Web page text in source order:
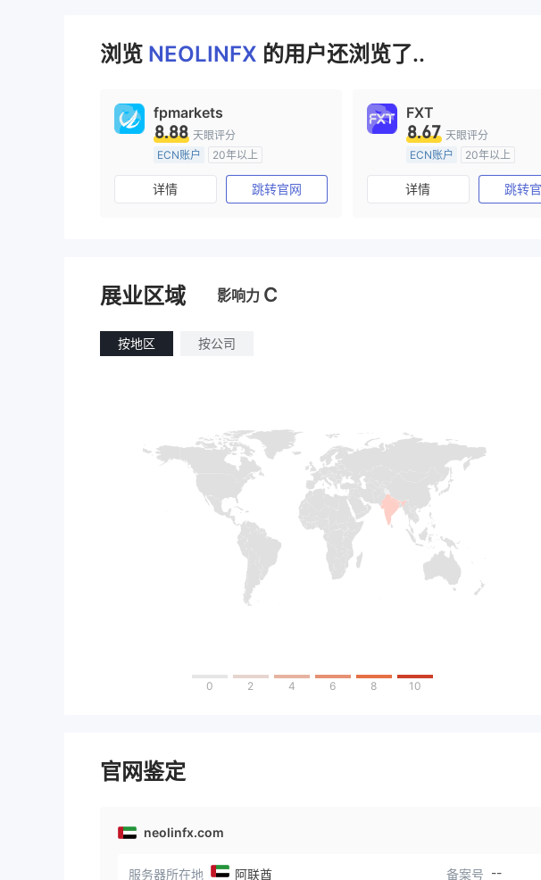
浏览 NEOLINFX 的用户还浏览了..
fpmarkets
8.88 天眼评分
ECN账户
20年以上
澳大利亚监管
全牌照 (MM)
主标MT4
详情 跳转官网
FXT
8.67 天眼评分
ECN账户
20年以上
澳大利亚监管
全牌照
主标MT4
详情 跳转
展业区域 影响力 C
按地区 按公司
0 2 4 6 8 10
官网鉴定
neolinfx.com
服务器所在地 阿联酋 备案号 --